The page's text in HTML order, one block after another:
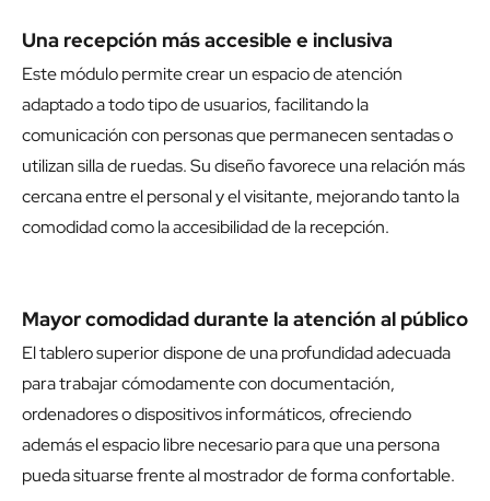
Una recepción más accesible e inclusiva
Este módulo permite crear un espacio de atención
adaptado a todo tipo de usuarios, facilitando la
comunicación con personas que permanecen sentadas o
utilizan silla de ruedas. Su diseño favorece una relación más
cercana entre el personal y el visitante, mejorando tanto la
comodidad como la accesibilidad de la recepción.
Mayor comodidad durante la atención al público
El tablero superior dispone de una profundidad adecuada
para trabajar cómodamente con documentación,
ordenadores o dispositivos informáticos, ofreciendo
además el espacio libre necesario para que una persona
pueda situarse frente al mostrador de forma confortable.